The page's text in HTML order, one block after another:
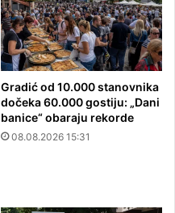
Gradić od 10.000 stanovnika
dočeka 60.000 gostiju: „Dani
banice“ obaraju rekorde
08.08.2026 15:31